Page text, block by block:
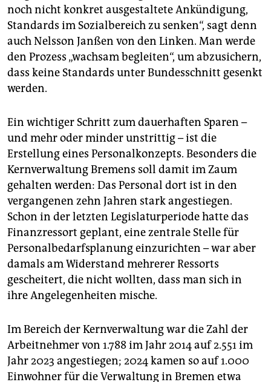
noch nicht konkret ausgestaltete Ankündigung,
Standards im Sozialbereich zu senken“, sagt denn
auch Nelsson Janßen von den Linken. Man werde
den Prozess „wachsam begleiten“, um abzusichern,
dass keine Standards unter Bundesschnitt gesenkt
werden.
Ein wichtiger Schritt zum dauerhaften Sparen –
und mehr oder minder unstrittig – ist die
Erstellung eines Personalkonzepts. Besonders die
Kernverwaltung Bremens soll damit im Zaum
gehalten werden: Das Personal dort ist in den
vergangenen zehn Jahren stark angestiegen.
Schon in der letzten Legislaturperiode hatte das
Finanzressort geplant, eine zentrale Stelle für
Personalbedarfsplanung einzurichten – war aber
damals am Widerstand mehrerer Ressorts
gescheitert, die nicht wollten, dass man sich in
ihre Angelegenheiten mische.
Im Bereich der Kernverwaltung war die Zahl der
Arbeitnehmer von 1.788 im Jahr 2014 auf 2.551 im
Jahr 2023 angestiegen; 2024 kamen so auf 1.000
Einwohner für die Verwaltung in Bremen etwa